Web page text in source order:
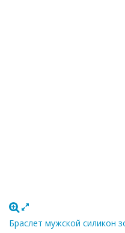
Браслет мужской силикон